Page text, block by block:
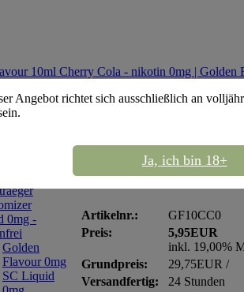
Cherry Cola - nikotin 0mg
0mg -
Golden
Flavour 0mg
SC Liquid
Golden Flavour
Artikelnr.:
GF10CC0
Preis:
5,95EUR
inkl. 19,00%
Grundpreis:
29,75EUR /
Versandfertig:
24 Stunden
Angebot richtet sich ausschließlich an
Ja, ich bin 18+